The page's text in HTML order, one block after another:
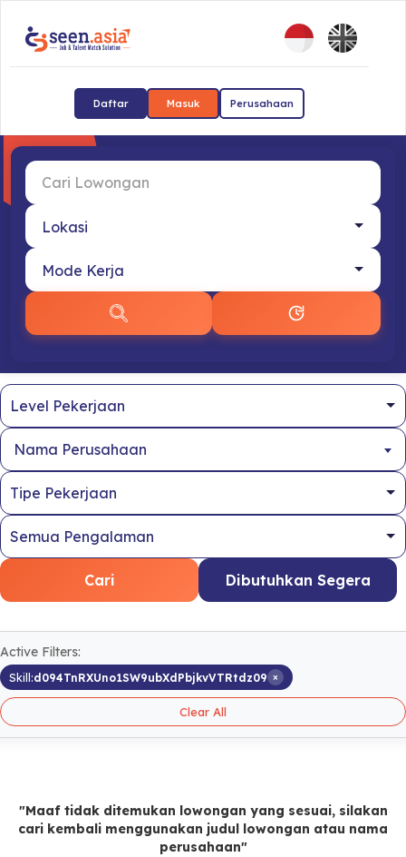
Daftar Masuk Perusahaan
Nama Perusahaan
Cari Dibutuhkan Segera
Active Filters:
Skill:d094TnRXUno1SW9ubXdPbjkvVTRtdz09 ×
Clear All
"Maaf tidak ditemukan lowongan yang sesuai, silakan
cari kembali menggunakan judul lowongan atau nama
perusahaan"